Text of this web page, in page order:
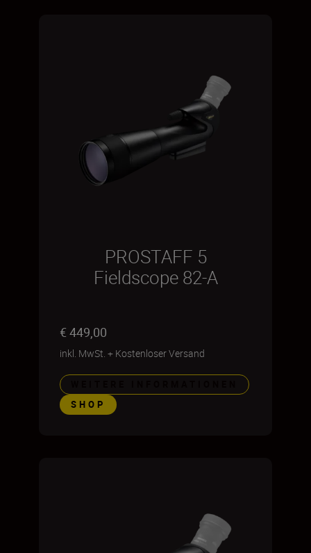
PROSTAFF 5
Fieldscope 82-A
€ 449,00
inkl. MwSt. + Kostenloser Versand
SHOP